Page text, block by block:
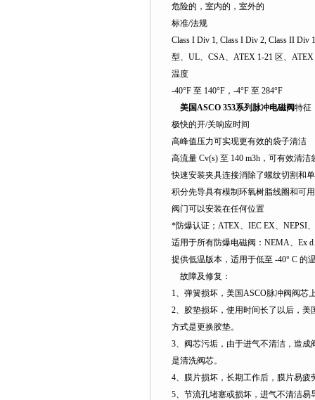
危险的，室内的，室外的
标准/法规
Class I Div 1, Class I Div 2, Class II Div
型、UL、CSA、ATEX 1-21 区、ATEX
温度
-40°F 至 140°F，-4°F 至 284°F
美国ASCO 353系列脉冲电磁阀特征
极快的开/关响应时间
高峰值压力可实现更有效的袋子清洁
高流量 Cv(s) 至 140 m3h，可有效清洁
快速安装夹具连接消除了螺纹切割和
积分先导具有模制环氧树脂线圈和可
阀门可以安装在任何位置
*防爆认证；ATEX、IEC EX、NEPSI
适用于所有防爆电磁阀：NEMA、Ex d
提供低温版本，适用于低至 -40° C 的
故障及修复：
1、弹簧损坏，美国ASCO脉冲阀阀芯
2、胶垫损坏，使用时间长了以后，
方式是更换胶垫。
3、阀芯污垢，由于进气不清洁，造
是清洗阀芯。
4、膜片损坏，长期工作后，膜片易
5、节流孔堵塞或损坏，进气不清洁